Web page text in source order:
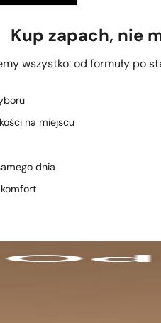
Kup zapach, nie
wszystko: od formuły po
na miejscu
dnia